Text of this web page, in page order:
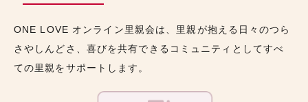
ONE LOVE オンライン里親会は、里親が抱える日々のつら
さやしんどさ、喜びを共有できるコミュニティとしてすべ
ての里親をサポートします。